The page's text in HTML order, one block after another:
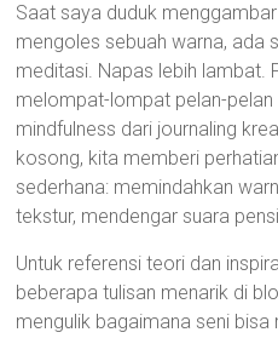
Saat saya duduk
mengoles sebuah warna, ada
meditasi. Napas lebih lambat.
melompat-lompat pelan-pelan
mindfulness dari journaling
kosong, kita memberi
sederhana: memindahkan
tekstur, mendengar suara
Untuk referensi teori dan
beberapa tulisan menarik di
mengulik bagaimana seni